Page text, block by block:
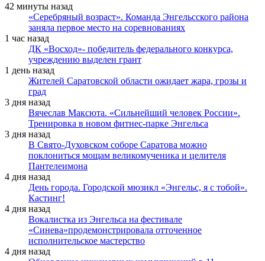
42 минуты назад
«Серебряный возраст». Команда Энгельсского района
заняла первое место на соревнованиях
1 час назад
ДК «Восход»- победитель федерального конкурса,
учреждению выделен грант
1 день назад
Жителей Саратовской области ожидает жара, грозы и
град
3 дня назад
Вячеслав Максюта. «Сильнейший человек России».
Тренировка в новом фитнес-парке Энгельса
3 дня назад
В Свято-Духовском соборе Саратова можно
поклониться мощам великомученика и целителя
Пантелеимона
4 дня назад
День города. Городской мюзикл «Энгельс, я с тобой».
Кастинг!
4 дня назад
Вокалистка из Энгельса на фестивале
«Синева»продемонстрировала отточенное
исполнительское мастерство
4 дня назад